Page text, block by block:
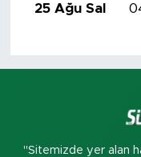
25 Ağu Sal
"Sitemizde yer alan